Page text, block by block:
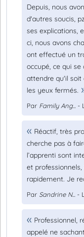
Depuis, nous
d'autres soucis,
ses explications,
ci, nous avons
ont effectué un
occupé, ce qui
attendre qu'il soit
les yeux fermés.
Par Family Ang... -
Réactif, très
cherche pas à
l’apprenti sont
et
rapidement. Je
Par Sandrine N... -
Professionnel,
appelé ne